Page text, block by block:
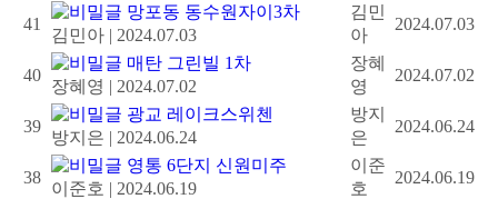
41
망포동 동수원자이3차
김민아 | 2024.07.03
김민
아
2024.07.03
40
매탄 그린빌 1차
장혜영 | 2024.07.02
장혜
영
2024.07.02
39
광교 레이크스위첸
방지은 | 2024.06.24
방지
은
2024.06.24
38
영통 6단지 신원미주
이준호 | 2024.06.19
이준
호
2024.06.19